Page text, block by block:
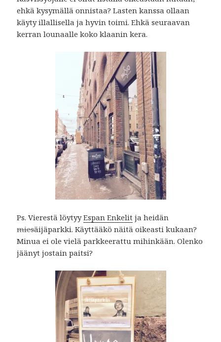
ehkä kysymällä onnistaa? Lasten kanssa ollaan
käyty illallisella ja hyvin toimi. Ehkä seuraavan
kerran lounaalle koko klaanin kera.
Ps. Vierestä löytyyEspan Enkelit ja heidän
miesäijäparkki. Käyttääkö näitä oikeasti kukaan?
Minua ei ole vielä parkkeerattu mihinkään. Olenko
jäänyt jostain paitsi?